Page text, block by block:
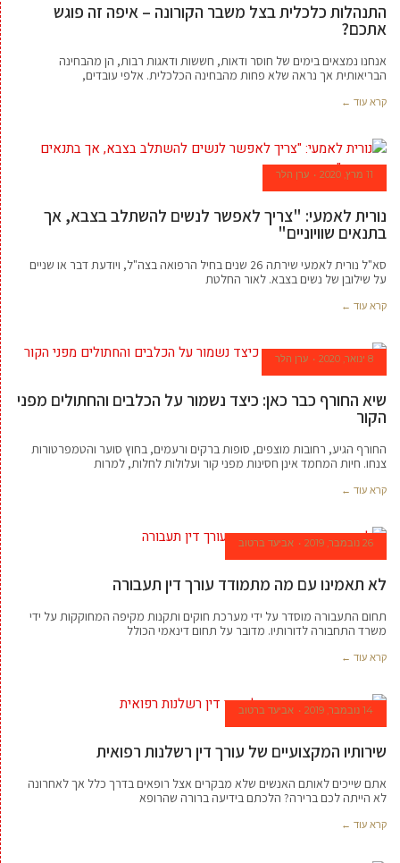
התנהלות כלכלית בצל משבר הקורונה – איפה זה פוגש
אתכם?
אנחנו נמצאים בימים של חוסר ודאות, חששות ודאגות רבות, הן מהבחינה
הבריאותית אך נראה שלא פחות מהבחינה הכלכלית. אלפי עובדים,
קרא עוד ←
11 מרץ, 2020 ערן הלר
נורית לאמעי: "צריך לאפשר לנשים להשתלב בצבא, אך
בתנאים שוויוניים"
סא"ל נורית לאמעי שירתה 26 שנים בחיל הרפואה בצה"ל, ויודעת דבר או שניים
על שילובן של נשים בצבא. לאור החלטת
קרא עוד ←
8 ינואר, 2020 ערן הלר
שיא החורף כבר כאן: כיצד נשמור על הכלבים והחתולים מפני
הקור
החורף הגיע, רחובות מוצפים, סופות ברקים ורעמים, בחוץ סוער והטמפרטורות
צנחו. חיות המחמד אינן חסינות מפני קור ועלולות לחלות, למרות
קרא עוד ←
26 נובמבר, 2019 אביעד ברטוב
לא תאמינו עם מה מתמודד עורך דין תעבורה
תחום התעבורה מוסדר על ידי מערכת חוקים ותקנות מקיפה המחוקקות על ידי
משרד התחבורה לדורותיו. מדובר על תחום דינאמי הכולל
קרא עוד ←
14 נובמבר, 2019 אביעד ברטוב
שירותיו המקצועיים של עורך דין רשלנות רפואית
אתם שייכים לאותם האנשים שלא מבקרים אצל רופאים בדרך כלל אך לאחרונה
לא הייתה לכם ברירה? הלכתם בידיעה ברורה שהרופא
קרא עוד ←